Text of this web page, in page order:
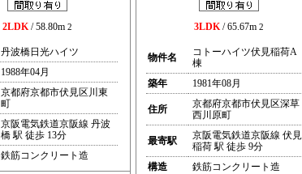
2LDK/ 58.80m 2
丹波橋日光ハイツ
1988年04月
京都府京都市伏見区川東
町
京阪電気鉄道京阪線 丹波
橋 駅 徒歩 13分
鉄筋コンクリート造
3LDK/ 65.67m 2
物件名
コトーハイツ伏見稲荷A
棟
築年
1981年08月
住所
京都府京都市伏見区深草
西川原町
最寄駅
京阪電気鉄道京阪線 伏見
稲荷 駅 徒歩 9分
構造
鉄筋コンクリート造